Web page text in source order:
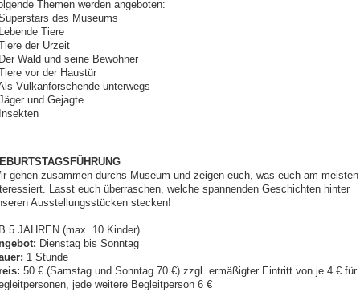
Themen werden angeboten:
des Museums
Tiere
der Urzeit
Wald und seine Bewohner
vor der Haustür
Vulkanforschende unterwegs
und Gejagte
gehen zusammen durchs Museum und zeigen euch, was euch am meisten
Lasst euch überraschen, welche spannenden Geschichten hinter
Ausstellungsstücken stecken!
5 JAHREN (max. 10 Kinder)
Dienstag bis Sonntag
1 Stunde
50 € (Samstag und Sonntag 70 €) zzgl. ermäßigter Eintritt von je 4 € für
jede weitere Begleitperson 6 €